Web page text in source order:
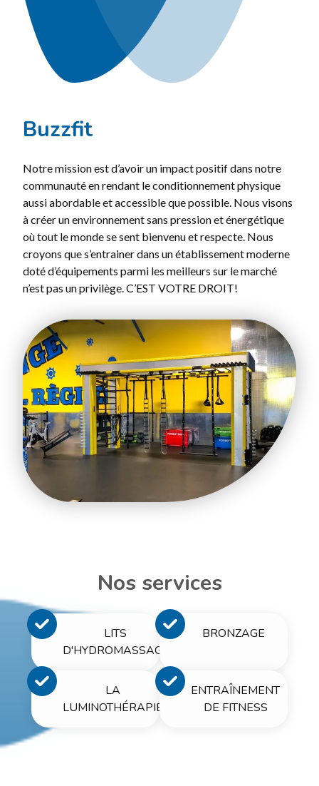
Buzzfit
Notre mission est d’avoir un impact positif dans notre
communauté en rendant le conditionnement physique
aussi abordable et accessible que possible. Nous visons
à créer un environnement sans pression et énergétique
où tout le monde se sent bienvenu et respecte. Nous
croyons que s’entrainer dans un établissement moderne
doté d’équipements parmi les meilleurs sur le marché
n’est pas un privilège. C’EST VOTRE DROIT!
Nos services
LITS
D'HYDROMASSAGE
BRONZAGE
LA
LUMINOTHÉRAPIE
ENTRAÎNEMENT
DE FITNESS